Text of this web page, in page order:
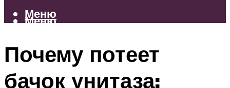
Меню
Меню
Почему потеет
бачок унитаза: